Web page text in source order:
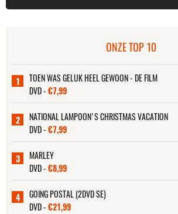
ONZE TOP 10
1
TOEN WAS GELUK HEEL GEWOON - DE FILM
DVD -€7,99
2
NATIONAL LAMPOON'S CHRISTMAS VACATION
DVD -€7,99
3
MARLEY
DVD -€8,99
4
GOING POSTAL (2DVD SE)
DVD -€21,99